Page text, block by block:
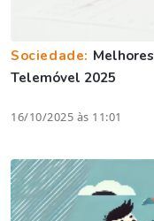
Sociedade:
Telemóvel 2025
16/10/2025 às 11:01